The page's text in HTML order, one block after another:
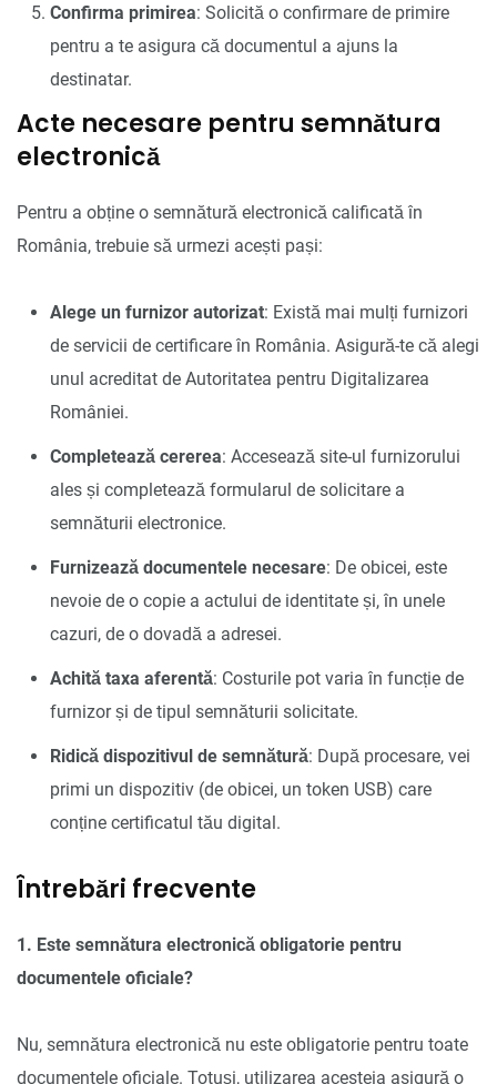
Confirma primirea: Solicită o confirmare de primire
pentru a te asigura că documentul a ajuns la
destinatar.
Acte necesare pentru semnătura
electronică
Pentru a obține o semnătură electronică calificată în
România, trebuie să urmezi acești pași:
Alege un furnizor autorizat: Există mai mulți furnizori
de servicii de certificare în România. Asigură-te că alegi
unul acreditat de Autoritatea pentru Digitalizarea
României.
Completează cererea: Accesează site-ul furnizorului
ales și completează formularul de solicitare a
semnăturii electronice.
Furnizează documentele necesare: De obicei, este
nevoie de o copie a actului de identitate și, în unele
cazuri, de o dovadă a adresei.
Achită taxa aferentă: Costurile pot varia în funcție de
furnizor și de tipul semnăturii solicitate.
Ridică dispozitivul de semnătură: După procesare, vei
primi un dispozitiv (de obicei, un token USB) care
conține certificatul tău digital.
Întrebări frecvente
1. Este semnătura electronică obligatorie pentru
documentele oficiale?
Nu, semnătura electronică nu este obligatorie pentru toate
documentele oficiale. Totuși, utilizarea acesteia asigură o